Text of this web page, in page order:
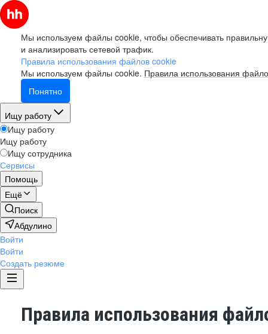
Мы используем файлы cookie, чтобы обеспечивать
и анализировать сетевой трафик.
Правила использования файлов cookie
Мы используем файлы cookie. Правила использования
Понятно
Ищу работу
Ищу работу
Ищу работу
Ищу сотрудника
Сервисы
Помощь
Ещё
Поиск
Абдулино
Войти
Войти
Создать резюме
Правила использования